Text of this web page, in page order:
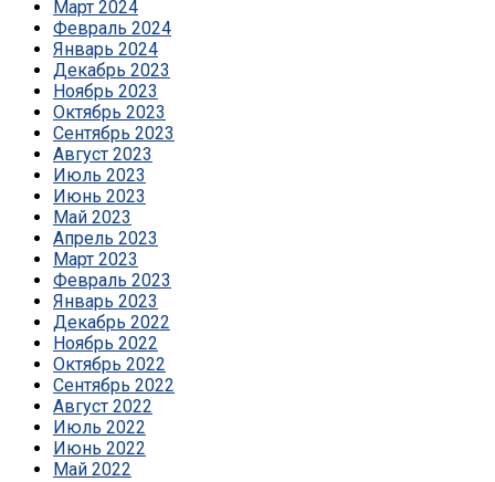
Март 2024
Февраль 2024
Январь 2024
Декабрь 2023
Ноябрь 2023
Октябрь 2023
Сентябрь 2023
Август 2023
Июль 2023
Июнь 2023
Май 2023
Апрель 2023
Март 2023
Февраль 2023
Январь 2023
Декабрь 2022
Ноябрь 2022
Октябрь 2022
Сентябрь 2022
Август 2022
Июль 2022
Июнь 2022
Май 2022